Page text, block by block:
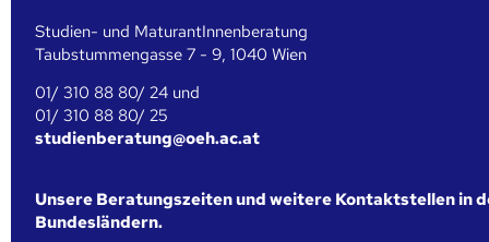
Studien- und MaturantInnenberatung
Taubstummengasse 7 - 9, 1040 Wien
01/ 310 88 80/ 24 und
01/ 310 88 80/ 25
studienberatung@oeh.ac.at
Unsere Beratungszeiten und weitere Kontaktstellen in
Bundesländern.